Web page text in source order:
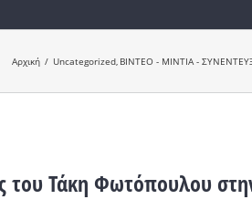
Αρχική Uncategorized ΒΙΝΤΕΟ - ΜΙΝΤΙΑ -
του Τάκη Φωτόπουλου